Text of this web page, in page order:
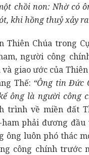
chồi non: Nhờ có
khi hồng thuỷ xảy
Thiên Chúa trong
người công
giao ước của Thiên
Thế: “Ông tin Đức
ông là người công
trình về miền đất
phải đương
ông luôn phó thác
công chính trước